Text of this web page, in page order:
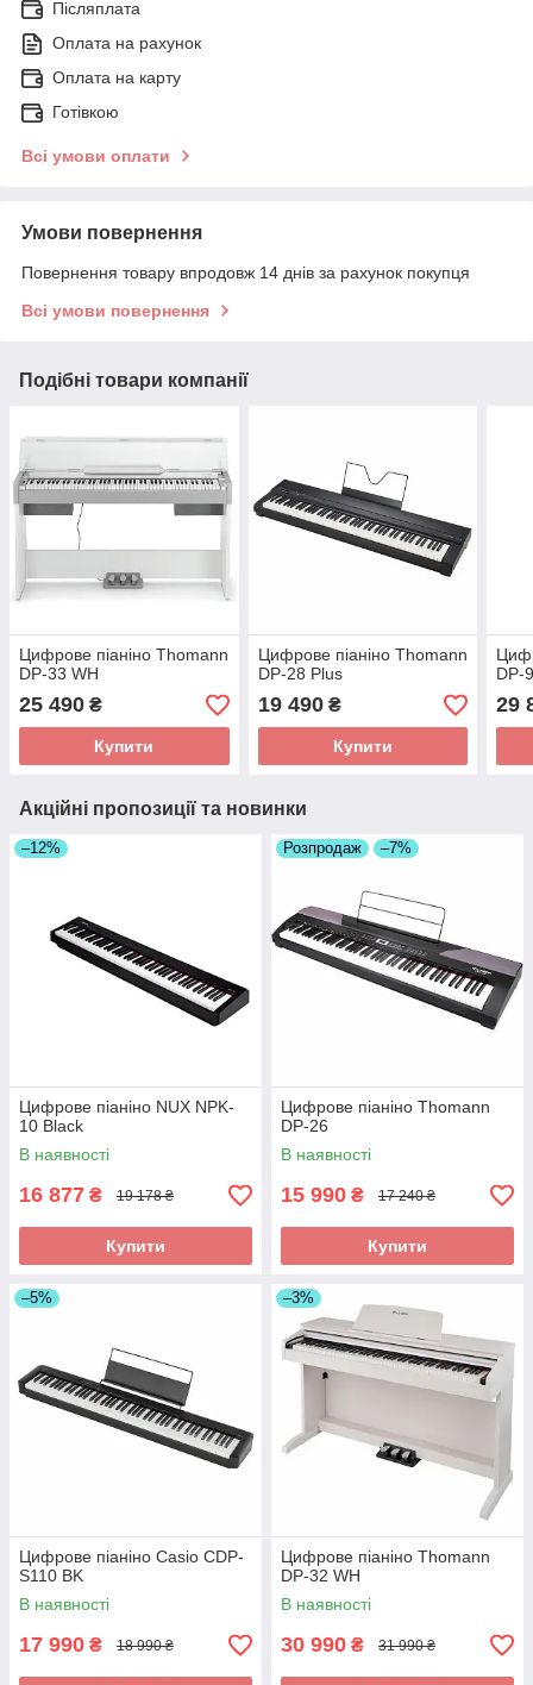
Післяплата
Оплата на рахунок
Оплата на карту
Готівкою
Всі умови оплати
Умови повернення
Повернення товару впродовж 14 днів за рахунок покупця
Всі умови повернення
Подібні товари компанії
Цифрове піаніно Thomann
DP-33 WH
25 490 ₴
Купити
Цифрове піаніно Thomann
DP-28 Plus
19 490₴
Купити
DP-
29
Акційні пропозиції та новинки
–12%
Цифрове піаніно NUX NPK-
10 Black
В наявності
16 877 ₴ 19 178 ₴
Купити
Розпродаж –7%
Цифрове піаніно Thomann
DP-26
В наявності
15 990 ₴ 17 240 ₴
Купити
–5%
Цифрове піаніно Casio CDP-
S110 BK
В наявності
17 990 ₴ 18 990 ₴
–3%
Цифрове піаніно Thomann
DP-32 WH
В наявності
30 990 ₴ 31 990 ₴